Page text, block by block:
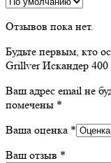
Отзывов пока нет.
Будьте первым, кто
Grillver Искандер
Ваш адрес email не
помечены *
Ваша оценка *
Ваш отзыв *